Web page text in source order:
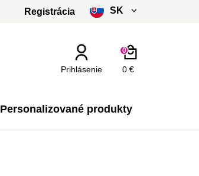
Registrácia SK
slovenčina
€ - EUR
Prihlásenie 0 €
0
Personalizované produkty